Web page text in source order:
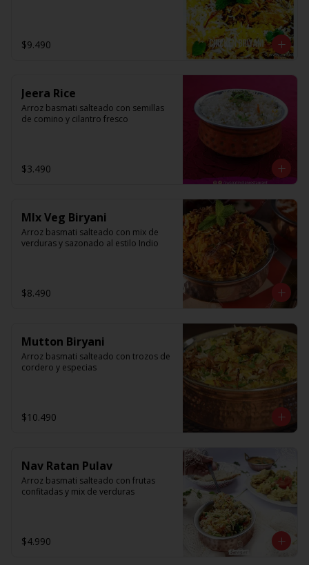
$9.490
Jeera Rice
Arroz basmati salteado con semillas
de comino y cilantro fresco
$3.490
MIx Veg Biryani
Arroz basmati salteado con mix de
verduras y sazonado al estilo Indio
$8.490
Mutton Biryani
Arroz basmati salteado con trozos de
cordero y especias
$10.490
Nav Ratan Pulav
Arroz basmati salteado con frutas
confitadas y mix de verduras
$4.990